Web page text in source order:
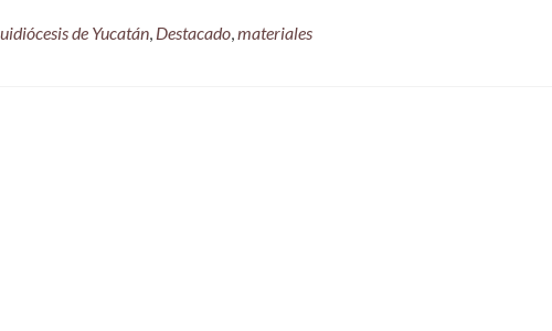
de Yucatán, Destacado,materiales